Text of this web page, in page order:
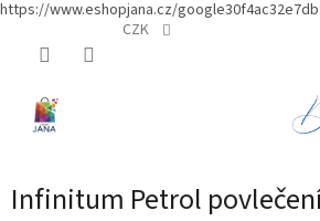
https://www.eshopjana.cz/
CZK
Infinitum Petrol